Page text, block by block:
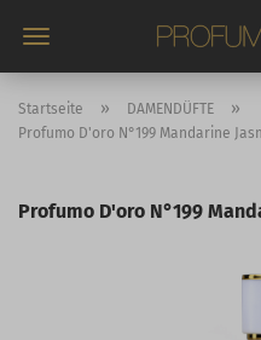
zum
Startseite » DAMENDÜFTE »
Profumo D'oro N°199 Mandarine
Profumo D'oro N°199